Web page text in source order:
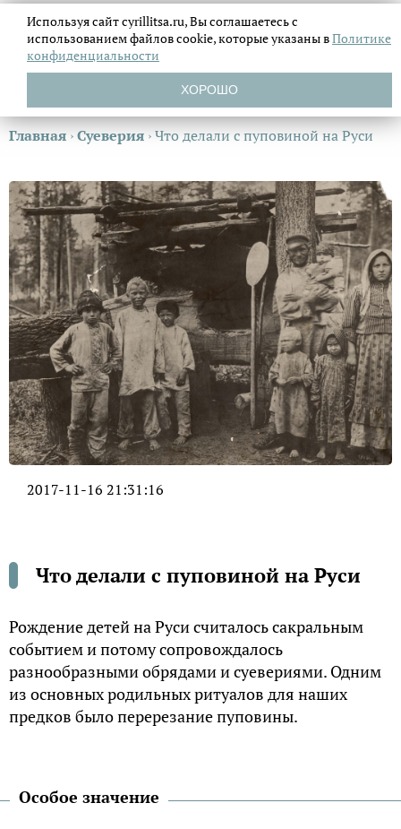
Главная ›Суеверия ›Что делали с пуповиной на Руси
2017-11-16 21:31:16
Что делали с пуповиной на Руси
Рождение детей на Руси считалось сакральным
событием и потому сопровождалось
разнообразными обрядами и суевериями. Одним
из основных родильных ритуалов для наших
предков было перерезание пуповины.
Особое значение
Используя сайт cyrillitsa.ru, Вы соглашаетесь с
использованием файловcookie, которые указаны вПолитике
конфиденциальности
ХОРОШО